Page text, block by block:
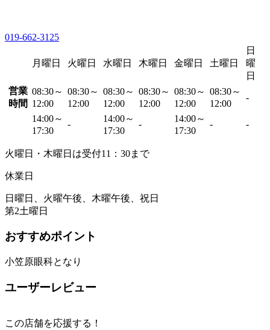
019-662-3125
月曜日 火曜日 水曜日 木曜日 金曜日 土曜日
日
曜
日
営業
時間
08:30～
12:00
08:30～
12:00
08:30～
12:00
08:30～
12:00
08:30～
12:00
08:30～
12:00
-
14:00～
17:30
-
14:00～
17:30
-
14:00～
17:30
- -
火曜日・木曜日は受付11：30まで
休業日
日曜日、火曜午後、木曜午後、祝日
第2土曜日
おすすめポイント
小笠原眼科となり
ユーザーレビュー
この店舗を応援する！